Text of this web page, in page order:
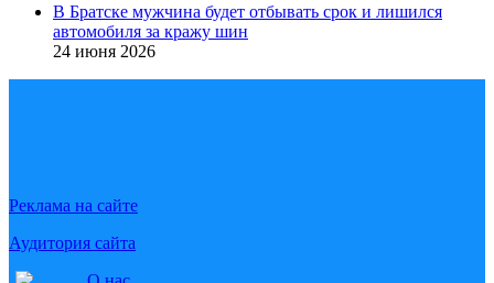
В Братске мужчина будет отбывать срок и лишился
автомобиля за кражу шин
24 июня 2026
Реклама на сайте
Аудитория сайта